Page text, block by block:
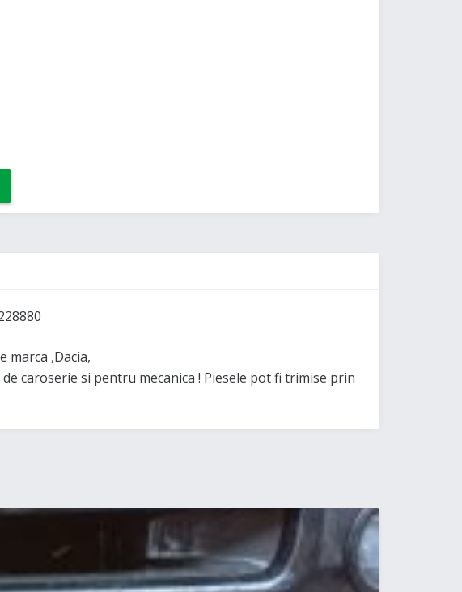
marca ,Dacia,
caroserie si pentru mecanica ! Piesele pot fi trimise prin